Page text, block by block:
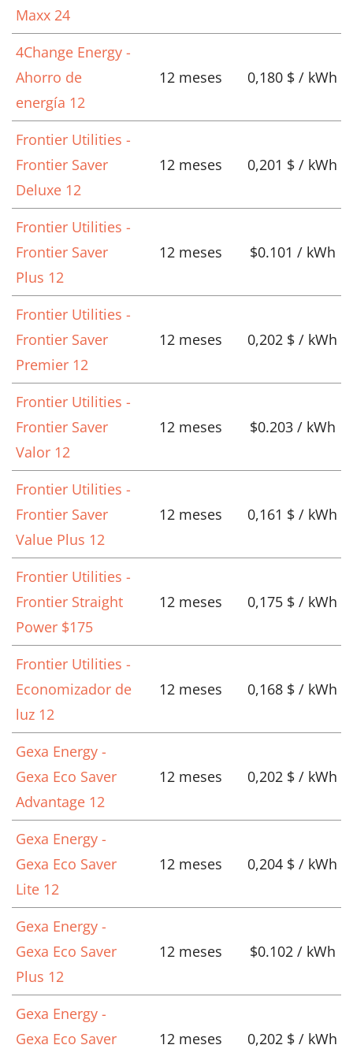
Maxx 24
4Change Energy -
Ahorro de
energía 12
12 meses 0,180 $ / kWh
Frontier Utilities -
Frontier Saver
Deluxe 12
12 meses 0,201 $ / kWh
Frontier Utilities -
Frontier Saver
Plus 12
12 meses $0.101 / kWh
Frontier Utilities -
Frontier Saver
Premier 12
12 meses 0,202 $ / kWh
Frontier Utilities -
Frontier Saver
Valor 12
12 meses $0.203 / kWh
Frontier Utilities -
Frontier Saver
Value Plus 12
12 meses 0,161 $ / kWh
Frontier Utilities -
Frontier Straight
Power $175
12 meses 0,175 $ / kWh
Frontier Utilities -
Economizador de
luz 12
12 meses 0,168 $ / kWh
Gexa Energy -
Gexa Eco Saver
Advantage 12
12 meses 0,202 $ / kWh
Gexa Energy -
Gexa Eco Saver
Lite 12
12 meses 0,204 $ / kWh
Gexa Energy -
Gexa Eco Saver
Plus 12
12 meses $0.102 / kWh
Gexa Energy -
Gexa Eco Saver
12 meses 0,202 $ / kWh